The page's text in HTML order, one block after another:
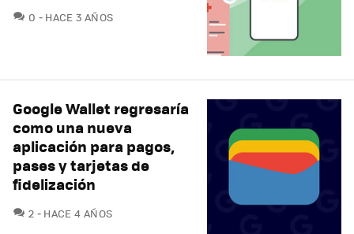
0 COMENTARIOS
HACE 3 AÑOS
Google Wallet regresaría
como una nueva
aplicación para pagos,
pases y tarjetas de
fidelización
2 COMENTARIOS
HACE 4 AÑOS